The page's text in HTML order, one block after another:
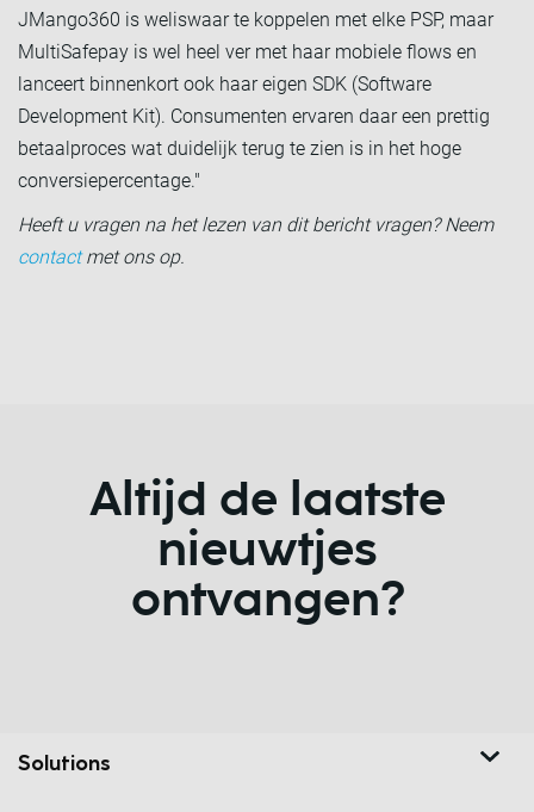
JMango360 is weliswaar te koppelen met elke PSP, maar
MultiSafepay is wel heel ver met haar mobiele flows en
lanceert binnenkort ook haar eigen SDK (Software
Development Kit). Consumenten ervaren daar een prettig
betaalproces wat duidelijk terug te zien is in het hoge
conversiepercentage."
Heeft u vragen na het lezen van dit bericht vragen? Neem
contactmet ons op.
Altijd de laatste
nieuwtjes
ontvangen?
Solutions